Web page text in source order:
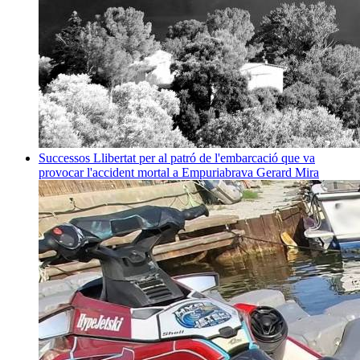
Successos Llibertat per al patró de l'embarcació que va
provocar l'accident mortal a Empuriabrava Gerard Mira